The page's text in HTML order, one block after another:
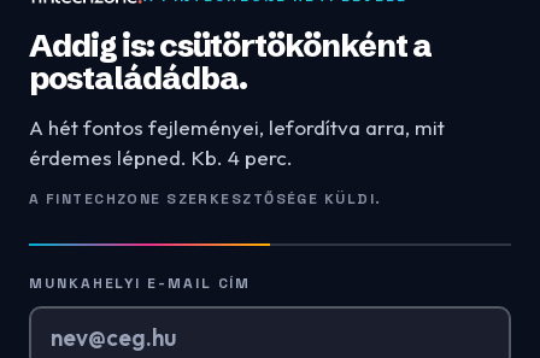
Addig is: csütörtökönként a
postaládádba.
A hét fontos fejleményei, lefordítva arra, mit
érdemes lépned. Kb. 4 perc.
A FINTECHZONE SZERKESZTŐSÉGE KÜLDI.
MUNKAHELYI E-MAIL CÍM